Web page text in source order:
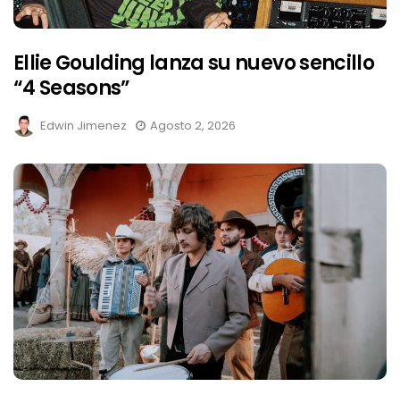
Ellie Goulding lanza su nuevo sencillo
“4 Seasons”
Edwin Jimenez Agosto 2, 2026